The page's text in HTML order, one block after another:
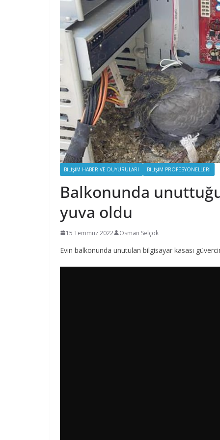
BILIŞIM HABER VE DUYURULARI BILIŞIM PROFESYONELLERI
Balkonunda
yuva oldu
15 Temmuz 2022 Osman Selçok
Evin balkonunda unutulan bilgisayar kasası